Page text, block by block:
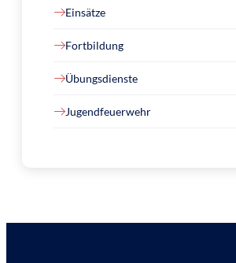
Einsätze
Fortbildung
Übungsdienste
Jugendfeuerwehr